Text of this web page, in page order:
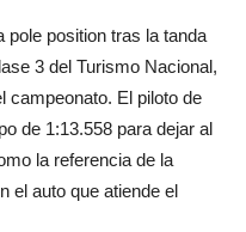
position tras la tanda
3 del Turismo Nacional,
campeonato. El piloto de
de 1:13.558 para dejar al
la referencia de la
el auto que atiende el